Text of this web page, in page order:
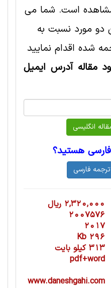
است. شما می
دو مورد نسبت به
شده اقدام نمایید
مقاله آدرس ایمیل
هستید؟
2,320,000 ریال
2007576
2017
296 Kb
313 کیلو بایت
pdf+word
www.daneshgahi.com